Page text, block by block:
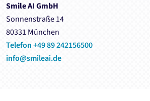
Smile AI GmbH
Sonnenstraße 14
80331 München
Telefon +49 89 242156500
info@smileai.de